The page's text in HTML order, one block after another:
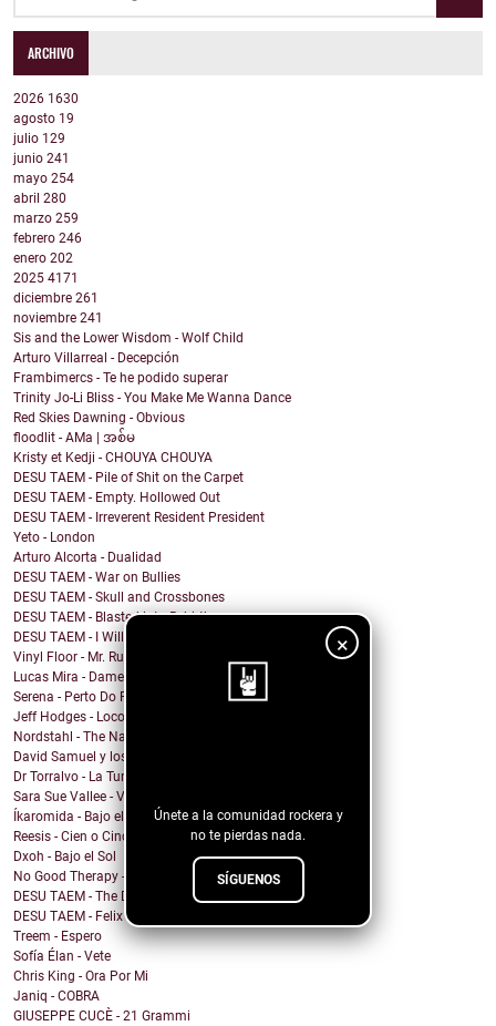
×
Únete a la comunidad rockera y
no te pierdas nada.
SÍGUENOS
ARCHIVO
2026 1630
agosto 19
julio 129
junio 241
mayo 254
abril 280
marzo 259
febrero 246
enero 202
2025 4171
diciembre 261
noviembre 241
Sis and the Lower Wisdom - Wolf Child
Arturo Villarreal - Decepción
Frambimercs - Te he podido superar
Trinity Jo-Li Bliss - You Make Me Wanna Dance
Red Skies Dawning - Obvious
floodlit - AMa | အစ်မ
Kristy et Kedji - CHOUYA CHOUYA
DESU TAEM - Pile of Shit on the Carpet
DESU TAEM - Empty. Hollowed Out
DESU TAEM - Irreverent Resident President
Yeto - London
Arturo Alcorta - Dualidad
DESU TAEM - War on Bullies
DESU TAEM - Skull and Crossbones
DESU TAEM - Blasted into Rebirth
DESU TAEM - I Will Not Be Assimilated
Vinyl Floor - Mr. Rubinstein - Single Edit
Lucas Mira - Dame alguna señal
Serena - Perto Do Fim
Jeff Hodges - Loco Motive (Music Row Mix)
Nordstahl - The Nameless Hour
David Samuel y los problemas de Macario - Sonámbulo
Dr Torralvo - La Tumba
Sara Sue Vallee - Vagues
Íkaromida - Bajo el sol
Reesis - Cien o Cinco
Dxoh - Bajo el Sol
No Good Therapy - NO MAS
DESU TAEM - The Deceiver
DESU TAEM - Felix the Cat
Treem - Espero
Sofía Élan - Vete
Chris King - Ora Por Mi
Janiq - COBRA
GIUSEPPE CUCÈ - 21 Grammi